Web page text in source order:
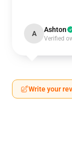
A Ashton
Verified
Write your